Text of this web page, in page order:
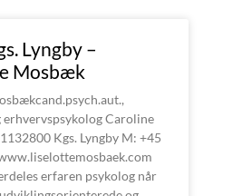
Lyngby –
Mosbæk
erhvervspsykolog Caroline
Kgs. Lyngby M: +45
erfaren psykolog når